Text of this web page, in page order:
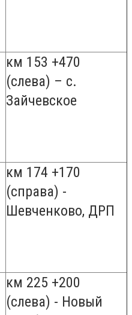
км 153 +470
(слева) – с.
Зайчевское
км 174 +170
(справа) -
Шевченково, ДРП
км 225 +200
(слева) - Новый